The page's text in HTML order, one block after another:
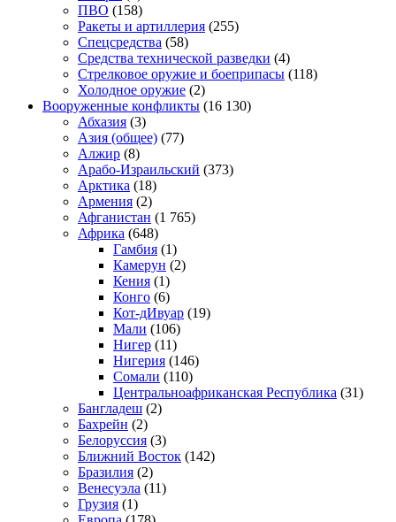
ПВО (158)
Ракеты и артиллерия (255)
Спецсредства (58)
Средства технической разведки (4)
Стрелковое оружие и боеприпасы (118)
Холодное оружие (2)
Вооруженные конфликты (16 130)
Абхазия (3)
Азия (общее) (77)
Алжир (8)
Арабо-Израильский (373)
Арктика (18)
Армения (2)
Афганистан (1 765)
Африка (648)
Гамбия (1)
Камерун (2)
Кения (1)
Конго (6)
Кот-дИвуар (19)
Мали (106)
Нигер (11)
Нигерия (146)
Сомали (110)
Центральноафриканская Республика (31)
Бангладеш (2)
Бахрейн (2)
Белоруссия (3)
Ближний Восток (142)
Бразилия (2)
Венесуэла (11)
Грузия (1)